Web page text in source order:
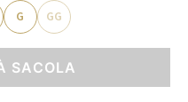
G GG
SACOLA